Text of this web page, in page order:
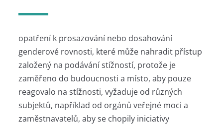
opatření k prosazování nebo dosahování
genderové rovnosti, které může nahradit přístup
založený na podávání stížností, protože je
zaměřeno do budoucnosti a místo, aby pouze
reagovalo na stížnosti, vyžaduje od různých
subjektů, například od orgánů veřejné moci a
zaměstnavatelů, aby se chopily iniciativy